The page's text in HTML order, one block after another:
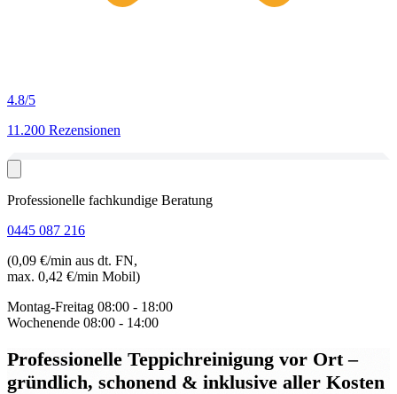
4.8/5
11.200 Rezensionen
Professionelle fachkundige Beratung
0445 087 216
(0,09 €/min aus dt. FN,
max. 0,42 €/min Mobil)
Montag-Freitag 08:00 - 18:00
Wochenende 08:00 - 14:00
Professionelle Teppichreinigung vor Ort–
gründlich, schonend & inklusive aller Kosten